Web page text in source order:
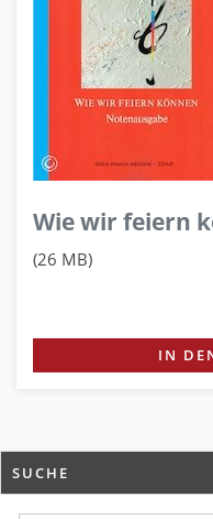
Wie wir feiern
(26 MB)
IN
SUCHE